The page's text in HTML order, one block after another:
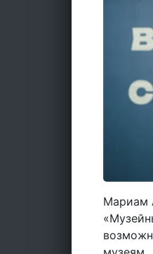
Мариам